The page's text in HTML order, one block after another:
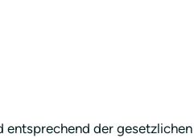
der